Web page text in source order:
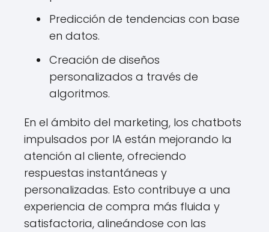
Predicción de tendencias con base
en datos.
Creación de diseños
personalizados a través de
algoritmos.
En el ámbito del marketing, los chatbots
impulsados por IA están mejorando la
atención al cliente, ofreciendo
respuestas instantáneas y
personalizadas. Esto contribuye a una
experiencia de compra más fluida y
satisfactoria, alineándose con las